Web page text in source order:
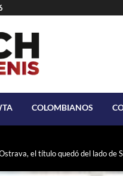
COLOMBIANOS
el título quedó del lado de